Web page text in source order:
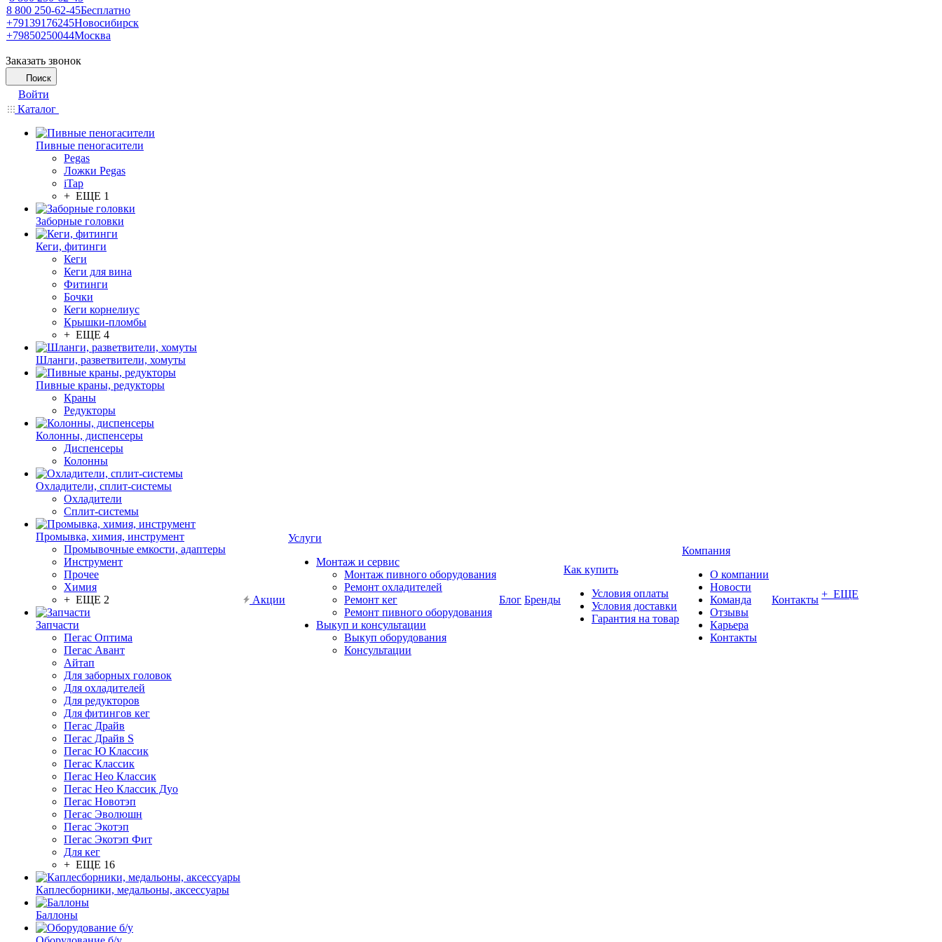
8 800 250-62-45Бесплатно
+79139176245Новосибирск
+79850250044Москва
Заказать звонок
Поиск
Войти
Каталог
Пивные пеногасители
Pegas
Ложки Pegas
iTap
+ ЕЩЕ 1
Заборные головки
Кеги, фитинги
Кеги
Кеги для вина
Фитинги
Бочки
Кеги корнелиус
Крышки-пломбы
+ ЕЩЕ 4
Шланги, разветвители, хомуты
Пивные краны, редукторы
Краны
Редукторы
Колонны, диспенсеры
Диспенсеры
Колонны
Охладители, сплит-системы
Охладители
Сплит-системы
Промывка, химия, инструмент
Промывочные емкости, адаптеры
Инструмент
Прочее
Химия
+ ЕЩЕ 2
Запчасти
Пегас Оптима
Пегас Авант
Айтап
Для заборных головок
Для охладителей
Для редукторов
Для фитингов кег
Пегас Драйв
Пегас Драйв S
Пегас Ю Классик
Пегас Классик
Пегас Нео Классик
Пегас Нео Классик Дуо
Пегас Новотэп
Пегас Эволюшн
Пегас Экотэп
Пегас Экотэп Фит
Для кег
+ ЕЩЕ 16
Каплесборники, медальоны, аксессуары
Баллоны
Акции
Услуги
Монтаж и сервис
Монтаж пивного оборудования
Ремонт охладителей
Ремонт кег
Ремонт пивного оборудования
Выкуп и консультации
Выкуп оборудования
Консультации
Блог Бренды
Как купить
Условия оплаты
Условия доставки
Гарантия на товар
Компания
О компании
Новости
Команда
Отзывы
Карьера
Контакты
Контакты + ЕЩЕ